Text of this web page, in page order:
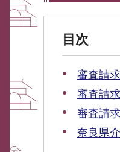
目次
審査請
審査請
審査請
奈良県